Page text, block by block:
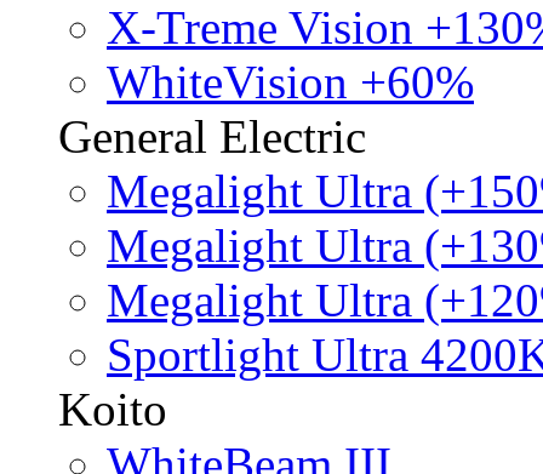
X-Treme Vision
WhiteVision +60%
General Electric
Megalight Ultra
Megalight Ultra
Megalight Ultra
Sportlight Ultra
Koito